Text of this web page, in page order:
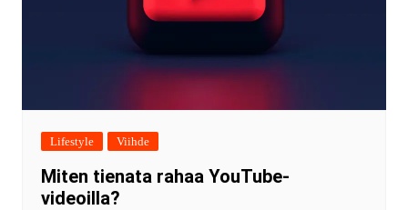
Lifestyle Viihde
Miten tienata rahaa YouTube-
videoilla?